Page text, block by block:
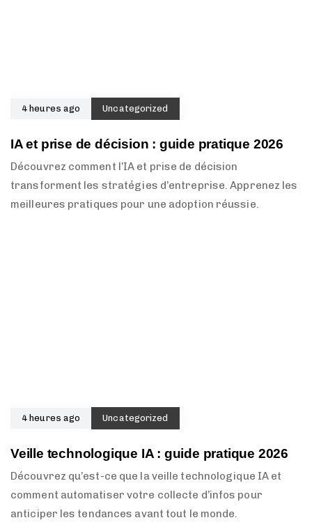
4 heures ago Uncategorized
IA et prise de décision : guide pratique 2026
Découvrez comment l’IA et prise de décision
transforment les stratégies d’entreprise. Apprenez les
meilleures pratiques pour une adoption réussie.
4 heures ago Uncategorized
Veille technologique IA : guide pratique 2026
Découvrez qu’est-ce que la veille technologique IA et
comment automatiser votre collecte d’infos pour
anticiper les tendances avant tout le monde.